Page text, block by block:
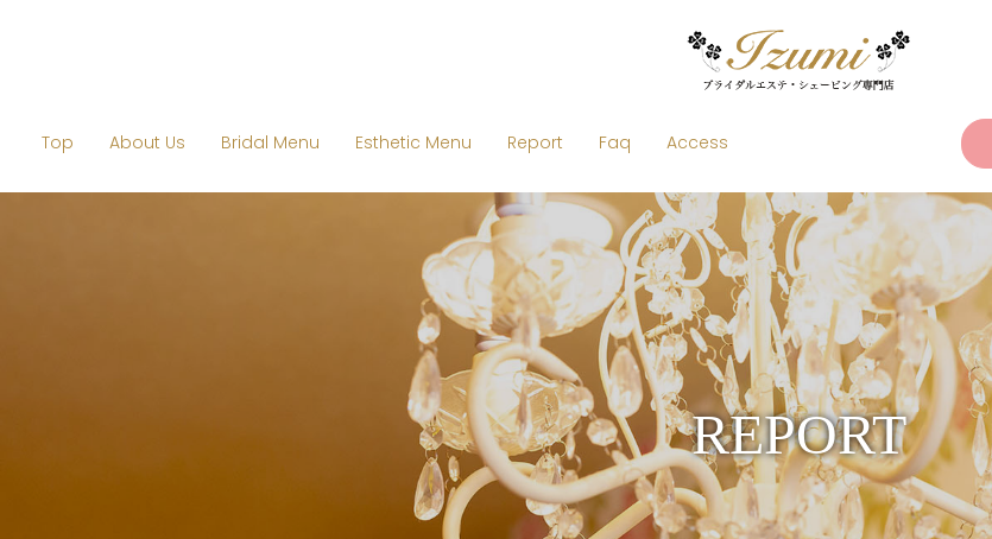
Top About Us Bridal Menu Esthetic Menu Report Faq Access
REPORT